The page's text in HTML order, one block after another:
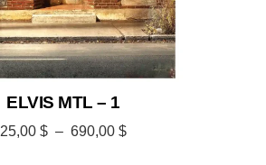
ELVIS MTL – 1
25,00 $ – 690,00 $